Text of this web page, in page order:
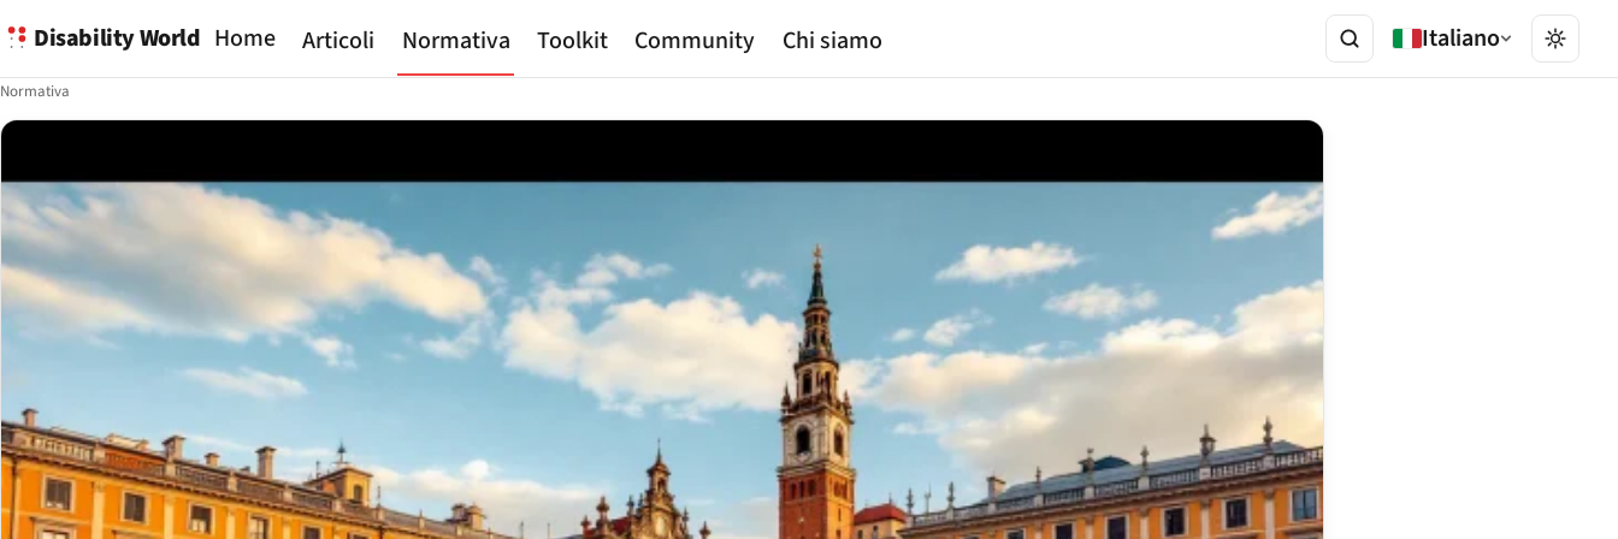
Disability World Home Articoli Normativa Toolkit Community Chi siamo Italiano
Normativa